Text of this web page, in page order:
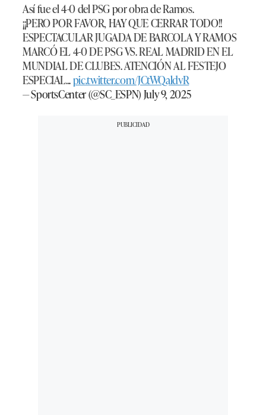
Así fue el 4-0 delPSGpor obra de Ramos.
¡¡PERO POR FAVOR, HAY QUE CERRAR TODO!!
ESPECTACULAR JUGADA DE BARCOLA Y RAMOS
MARCÓ EL 4-0 DE PSG VS. REAL MADRID EN EL
MUNDIAL DE CLUBES. ATENCIÓN AL FESTEJO
ESPECIAL...pic.twitter.com/JCtWQaldvR
— SportsCenter (@SC_ESPN)July 9, 2025